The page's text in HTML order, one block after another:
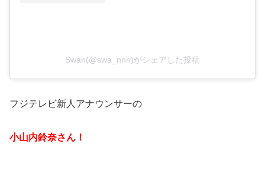
Swan(@swa_nnn)がシェアした投稿
フジテレビ新人アナウンサーの
小山内鈴奈さん！